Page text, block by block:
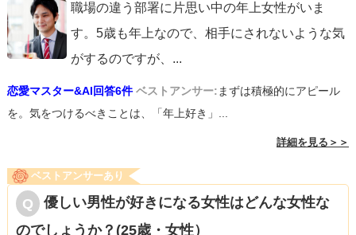
職場の違う部署に片思い中の年上女性がいま
す。5歳も年上なので、相手にされないような気
がするのですが、 ...
恋愛マスター&AI回答6件 ベストアンサー:まずは積極的にアピール
を。気をつけるべきことは、「年上好き」...
詳細を見る＞＞
ベストアンサーあり
優しい男性が好きになる女性はどんな女性な
のでしょうか？(25歳・女性）